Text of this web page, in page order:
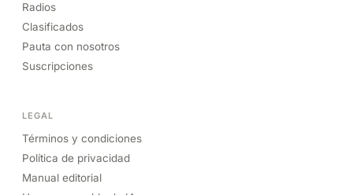
Radios
Clasificados
Pauta con nosotros
Suscripciones
LEGAL
Términos y condiciones
Política de privacidad
Manual editorial